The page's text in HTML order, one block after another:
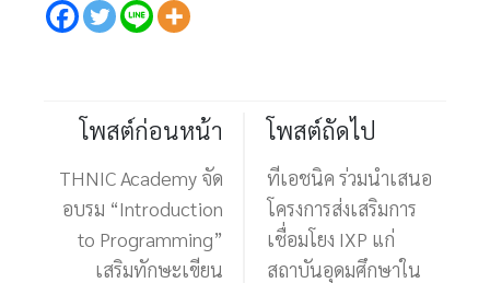
โพสต์ก่อนหน้า
THNIC Academy จัด
อบรม “Introduction
to Programming”
เสริมทักษะเขียน
โพสต์ถัดไป
ทีเอชนิค ร่วมนำเสนอ
โครงการส่งเสริมการ
เชื่อมโยง IXP แก่
สถาบันอุดมศึกษาใน